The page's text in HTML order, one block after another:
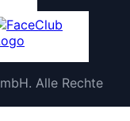
. Alle Rechte